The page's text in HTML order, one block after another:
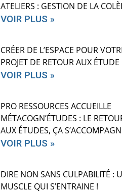
ATELIERS : GESTION DE LA
VOIR PLUS »
CRÉER DE L’ESPACE POUR
PROJET DE RETOUR AUX ÉTUDE
VOIR PLUS »
PRO RESSOURCES ACCUEILLE
MÉTACOGN’ÉTUDES : LE
AUX ÉTUDES, ÇA
VOIR PLUS »
DIRE NON SANS CULPABILITÉ :
MUSCLE QUI S’ENTRAINE !